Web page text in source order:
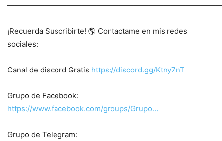
¡Recuerda Suscribirte! 🌎 Contactame en mis redes
sociales:
Canal de discord Gratis https://discord.gg/Ktny7nT
Grupo de Facebook:
https://www.facebook.com/groups/Grupo…
Grupo de Telegram: